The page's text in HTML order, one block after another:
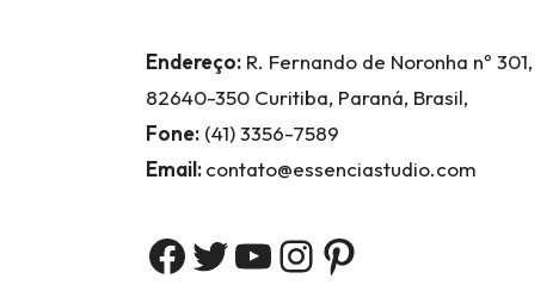
Endereço: R. Fernando de Noronha nº 301,
82640-350 Curitiba, Paraná, Brasil,
Fone: (41) 3356-7589
Email:contato@essenciastudio.com